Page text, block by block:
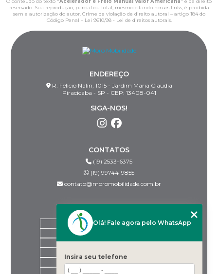
reservado. Sua reprodução, parcial ou total, mesmo citando nossos links, é proibida
sem a autorização do autor. Crime de violação de direito autoral – artigo 184 do
Código Penal – Lei 9610/98 - Lei de direitos autorais.
ENDEREÇO
R. Felício Nalin, 1015 - Jardim Maria Claudia
Piracicaba - SP - CEP: 13408-041
SIGA-NOS!
CONTATOS
(19) 2533-6375
(19) 99744-9855
contato@moromobilidade.com.br
HOME
PRODUTOS
DESPACHANTES PARCEIROS
CONTATO
Olá! Fale agora pelo WhatsApp
Insira seu telefone